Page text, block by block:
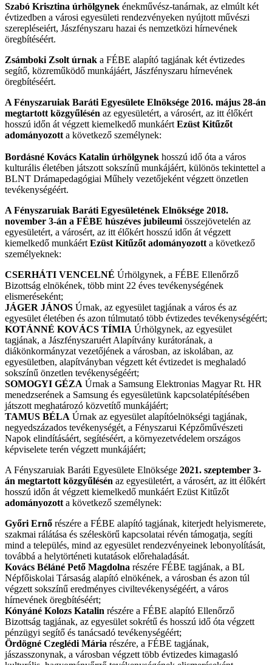
Szabó Krisztina úrhölgynek énekművész-tanárnak, az elmúlt két
évtizedben a városi egyesületi rendezvényeken nyújtott művészi
szerepléseiért, Jászfényszaru hazai és nemzetközi hírnevének
öregbítéséért.
Zsámboki Zsolt úrnak a FÉBE alapító tagjának két évtizedes
segítő, közreműködő munkájáért, Jászfényszaru hírnevének
öregbítéséért.
A Fényszaruiak Baráti Egyesülete Elnöksége 2016. május 28-án
megtartott közgyűlésén az egyesületért, a városért, az itt élőkért
hosszú időn át végzett kiemelkedő munkáért Ezüst Kitűzőt
adományozott a következő személynek:
Bordásné Kovács Katalin úrhölgynek hosszú idő óta a város
kulturális életében játszott sokszínű munkájáért, különös tekintettel a
BLNT Drámapedagógiai Műhely vezetőjeként végzett önzetlen
tevékenységéért.
A Fényszaruiak Baráti Egyesületének Elnöksége 2018.
november 3-án a FÉBE húszéves jubileumi összejövetelén az
egyesületért, a városért, az itt élőkért hosszú időn át végzett
kiemelkedő munkáért Ezüst Kitűzőt adományozott a következő
személyeknek:
CSERHÁTI VENCELNÉ Úrhölgynek, a FÉBE Ellenőrző
Bizottság elnökének, több mint 22 éves tevékenységének
elismeréseként;
JÁGER JÁNOS Úrnak, az egyesület tagjának a város és az
egyesület életében és azon túlmutató több évtizedes tevékenységéért;
KOTÁNNÉ KOVÁCS TÍMIA Úrhölgynek, az egyesület
tagjának, a Jászfényszaruért Alapítvány kurátorának, a
diákönkormányzat vezetőjének a városban, az iskolában, az
egyesületben, alapítványban végzett két évtizedet is meghaladó
sokszínű önzetlen tevékenységéért;
SOMOGYI GÉZA Úrnak a Samsung Elektronias Magyar Rt. HR
menedzserének a Samsung és egyesületünk kapcsolatépítésében
játszott meghatározó közvetítő munkájáért;
TAMUS BÉLA Úrnak az egyesület alapítóelnökségi tagjának,
negyedszázados tevékenységét, a Fényszarui Képzőművészeti
Napok elindításáért, segítéséért, a környezetvédelem országos
képviselete terén végzett munkájáért;
A Fényszaruiak Baráti Egyesülete Elnöksége 2021. szeptember 3-
án megtartott közgyűlésén az egyesületért, a városért, az itt élőkért
hosszú időn át végzett kiemelkedő munkáért Ezüst Kitűzőt
adományozott a következő személynek:
Győri Ernő részére a FÉBE alapító tagjának, kiterjedt helyismerete,
szakmai rálátása és széleskörű kapcsolatai révén támogatja, segíti
mind a település, mind az egyesület rendezvényeinek lebonyolítását,
továbbá a helytörténeti kutatások előrehaladását.
Kovács Béláné Pető Magdolna részére FÉBE tagjának, a BL
Népfőiskolai Társaság alapító elnökének, a városban és azon túl
végzett sokszínű eredményes civiltevékenységéért, a város
hírnevének öregbítéséért;
Kónyáné Kolozs Katalin részére a FÉBE alapító Ellenőrző
Bizottság tagjának, az egyesület sokrétű és hosszú idő óta végzett
pénzügyi segítő és tanácsadó tevékenységéért;
Ördögné Czeglédi Mária részére, a FÉBE tagjának,
jászasszonynak, a városban végzett több évtizedes kimagasló